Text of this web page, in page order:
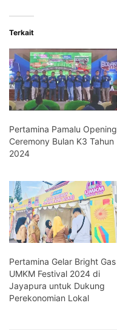
Terkait
Pertamina Pamalu Opening
Ceremony Bulan K3 Tahun
2024
Pertamina Gelar Bright Gas
UMKM Festival 2024 di
Jayapura untuk Dukung
Perekonomian Lokal